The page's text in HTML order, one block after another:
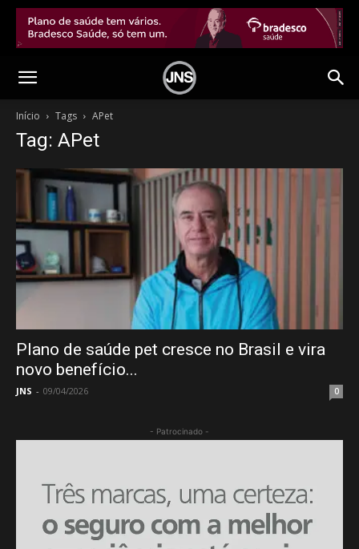
Início Tags APet
Tag: APet
Plano de saúde pet cresce no Brasil e vira
novo benefício...
JNS - 09/04/2026 0
- Patrocinado -